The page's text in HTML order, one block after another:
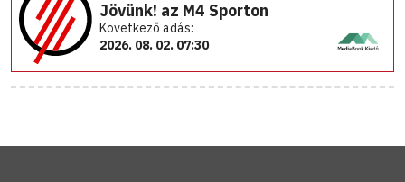
Jövünk! az M4 Sporton
Következő adás:
2026. 08. 02. 07:30